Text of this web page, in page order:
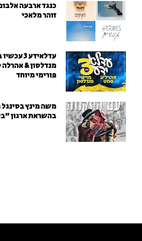
כנגד ארבעה
זוהר מלאכי
עדלאידע 3
מנדלסון &
פורימי מיוחד
משה מינץ
בהשראת ארגון